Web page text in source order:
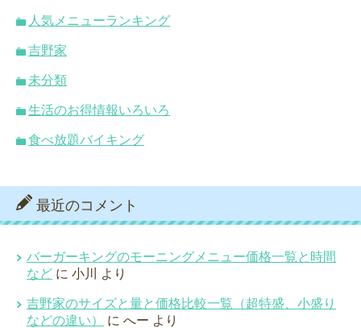
人気メニューランキング
吉野家
未分類
生活のお得情報いろいろ
食べ放題バイキング
最近のコメント
バーガーキングのモーニングメニュー価格一覧と時間
など に 小川 より
吉野家のサイズと量と価格比較一覧（超特盛、小盛り
などの違い）
に へー より